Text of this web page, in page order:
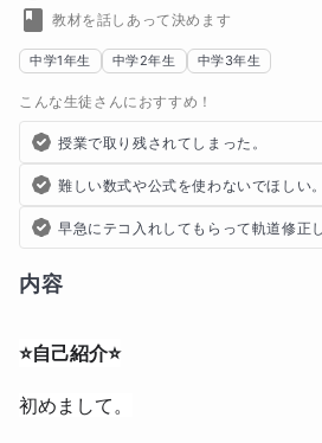
教材を話しあって決めます
中学1年生 中学2年生 中学3年生
こんな生徒さんにおすすめ！
授業で取り残されてしまった。
難しい数式や公式を使わないでほしい。
早急にテコ入れしてもらって軌道修正
内容
⭐️自己紹介⭐️
初めまして。